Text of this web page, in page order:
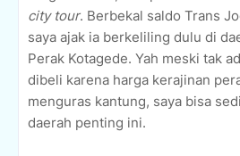
city tour. Berbekal saldo Trans
saya ajak ia berkeliling dulu di
Perak Kotagede. Yah meski tak
dibeli karena harga kerajinan
menguras kantung, saya bisa
daerah penting ini.